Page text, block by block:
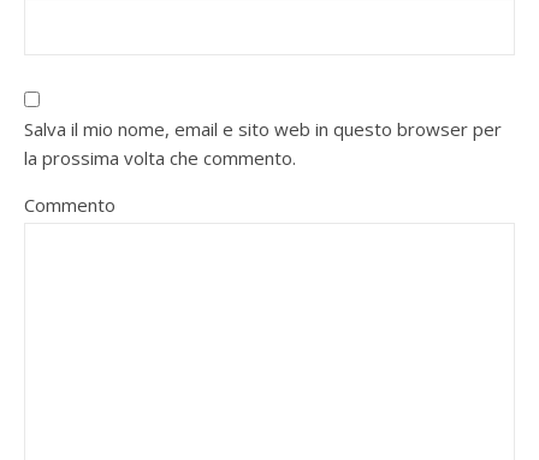
Salva il mio nome, email e sito web in questo browser per
la prossima volta che commento.
Commento